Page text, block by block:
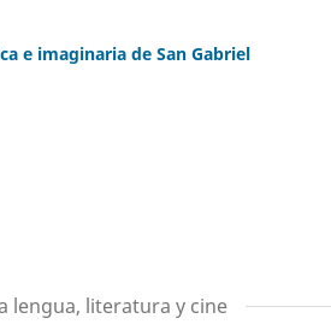
e imaginaria de San Gabriel
lengua, literatura y cine